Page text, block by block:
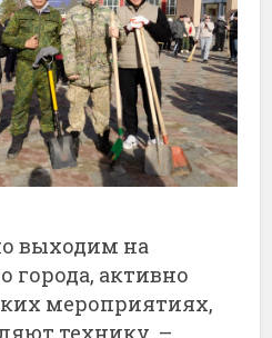
выходим на
города, активно
мероприятиях,
технику, –